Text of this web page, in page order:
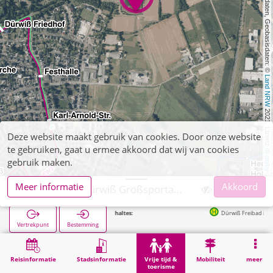
, Kartendaten, Geobasisdaten: ©
Land NRW
2021, Lizenz
dl-de/by-2-0
Reisinformatie Stadsinformatie
Vrije tijd &
toerisme
Mobiliteit meer
Vertrekpunt Bestemming
Volgende haltes: Dürwiß Freibad in 366m
Vrije tijd & toerisme Eschweiler, Dürwiß Großsportanlage
Deze website maakt gebruik van cookies. Door onze website
te gebruiken, gaat u ermee akkoord dat wij van cookies
gebruik maken.
Meer informatie
Akkoord